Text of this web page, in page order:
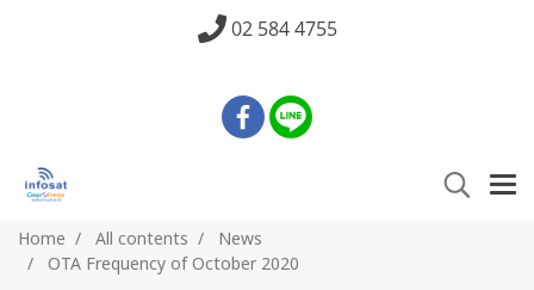
02 584 4755
Home All contents
News
OTA Frequency of October 2020